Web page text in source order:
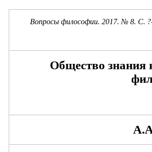
Вопросы философии. 2017. № 8. С. ?
Общество знания